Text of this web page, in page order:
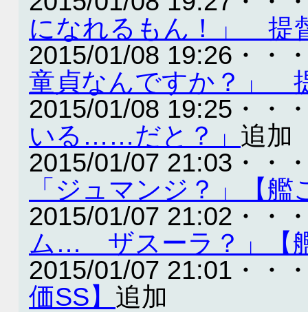
になれるもん！」 提
2015/01/08 19:26・・
童貞なんですか？」
2015/01/08 19:25・・
いる……だと？」 追加
2015/01/07 21:03・・
「ジュマンジ？」【艦
2015/01/07 21:02・・
ム… ザスーラ？」【
2015/01/07 21:01・・
価SS】 追加